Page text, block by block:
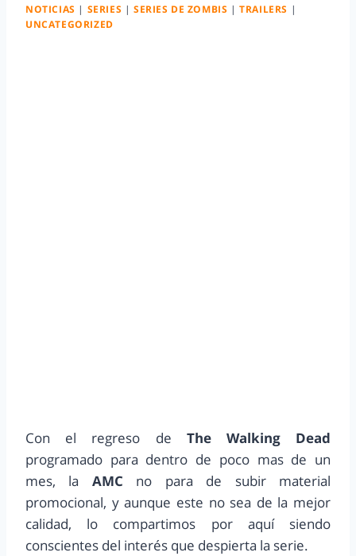
NOTICIAS | SERIES | SERIES DE ZOMBIS |TRAILERS |
UNCATEGORIZED
Con el regreso de The Walking Dead
programado para dentro de poco mas de un
mes, la AMC no para de subir material
promocional, y aunque este no sea de la mejor
calidad, lo compartimos por aquí siendo
conscientes del interés que despierta la serie.